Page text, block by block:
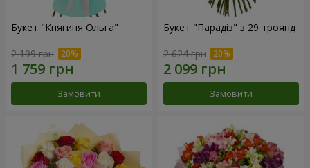
Букет "Княгиня Ольга"
2 199 грн
Замовити
Букет "Парадіз" з 29 троянд
2 624 грн
Замовити